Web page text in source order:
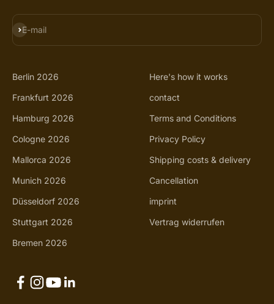
E-mail
SUBSCRIBE
Berlin 2026
Frankfurt 2026
Hamburg 2026
Cologne 2026
Mallorca 2026
Munich 2026
Düsseldorf 2026
Stuttgart 2026
Bremen 2026
Here's how it works
contact
Terms and Conditions
Privacy Policy
Shipping costs & delivery
Cancellation
imprint
Vertrag widerrufen